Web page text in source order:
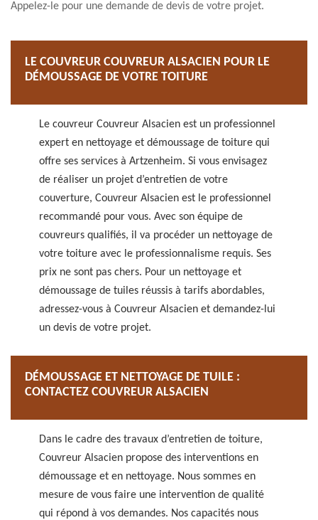
Appelez-le pour une demande de devis de votre projet.
LE COUVREUR COUVREUR ALSACIEN POUR LE
DÉMOUSSAGE DE VOTRE TOITURE
Le couvreur Couvreur Alsacien est un professionnel
expert en nettoyage et démoussage de toiture qui
offre ses services à Artzenheim. Si vous envisagez
de réaliser un projet d’entretien de votre
couverture, Couvreur Alsacien est le professionnel
recommandé pour vous. Avec son équipe de
couvreurs qualifiés, il va procéder un nettoyage de
votre toiture avec le professionnalisme requis. Ses
prix ne sont pas chers. Pour un nettoyage et
démoussage de tuiles réussis à tarifs abordables,
adressez-vous à Couvreur Alsacien et demandez-lui
un devis de votre projet.
DÉMOUSSAGE ET NETTOYAGE DE TUILE :
CONTACTEZ COUVREUR ALSACIEN
Dans le cadre des travaux d’entretien de toiture,
Couvreur Alsacien propose des interventions en
démoussage et en nettoyage. Nous sommes en
mesure de vous faire une intervention de qualité
qui répond à vos demandes. Nos capacités nous